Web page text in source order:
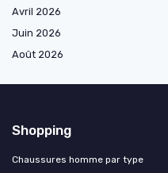
Avril 2026
Juin 2026
Août 2026
Shopping
Chaussures homme par type